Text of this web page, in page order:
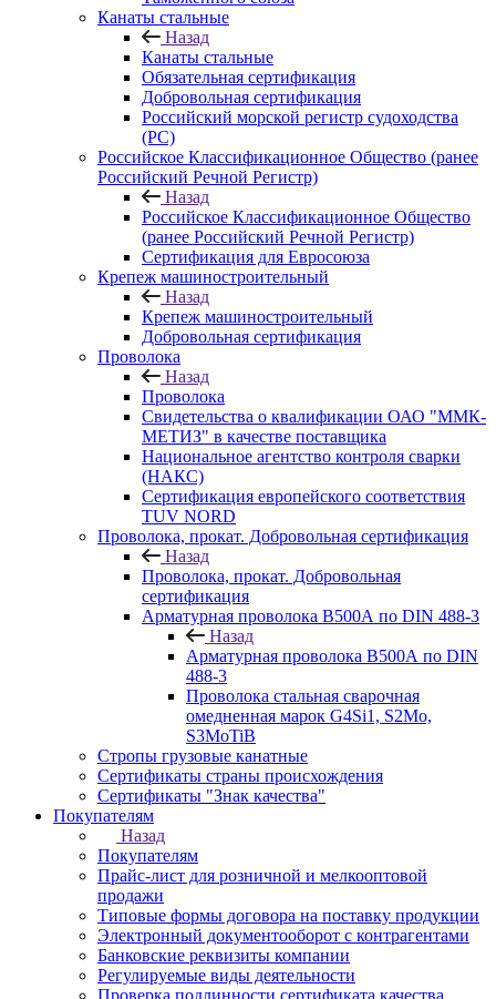
Канаты стальные
Назад
Канаты стальные
Обязательная сертификация
Добровольная сертификация
Российский морской регистр судоходства
(РС)
Российское Классификационное Общество (ранее
Российский Речной Регистр)
Назад
Российское Классификационное Общество
(ранее Российский Речной Регистр)
Сертификация для Евросоюза
Крепеж машиностроительный
Назад
Крепеж машиностроительный
Добровольная сертификация
Проволока
Назад
Проволока
Свидетельства о квалификации ОАО "ММК-
МЕТИЗ" в качестве поставщика
Национальное агентство контроля сварки
(НАКС)
Сертификация европейского соответствия
TUV NORD
Проволока, прокат. Добровольная сертификация
Назад
Проволока, прокат. Добровольная
сертификация
Арматурная проволока В500А по DIN 488-3
Назад
Арматурная проволока В500А по DIN
488-3
Проволока стальная сварочная
омедненная марок G4Si1, S2Mo,
S3MoTiB
Стропы грузовые канатные
Сертификаты страны происхождения
Сертификаты "Знак качества"
Покупателям
Назад
Покупателям
Прайс-лист для розничной и мелкооптовой
продажи
Типовые формы договора на поставку продукции
Электронный документооборот с контрагентами
Банковские реквизиты компании
Регулируемые виды деятельности
Проверка подлинности сертификата качества